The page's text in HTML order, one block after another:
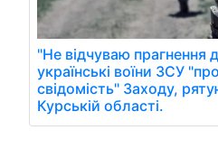
"Не відчуваю прагнення
українські воїни ЗСУ
свідомість" Заходу,
Курській області.